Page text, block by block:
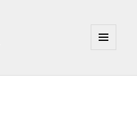
BILEŞENLER